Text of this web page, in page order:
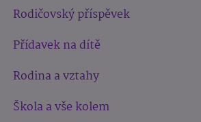
Rodičovský příspěvek
Přídavek na dítě
Rodina a vztahy
Škola a vše kolem